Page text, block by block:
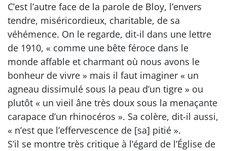
C’est l’autre face de la parole de Bloy, l’envers
tendre, miséricordieux, charitable, de sa
véhémence. On le regarde, dit-il dans une lettre
de 1910, « comme une bête féroce dans le
monde affable et charmant où nous avons le
bonheur de vivre » mais il faut imaginer « un
agneau dissimulé sous la peau d’un tigre » ou
plutôt « un vieil âne très doux sous la menaçante
carapace d’un rhinocéros ». Sa colère, dit-il aussi,
« n’est que l’effervescence de [sa] pitié ».
S’il se montre très critique à l’égard de l’Église de